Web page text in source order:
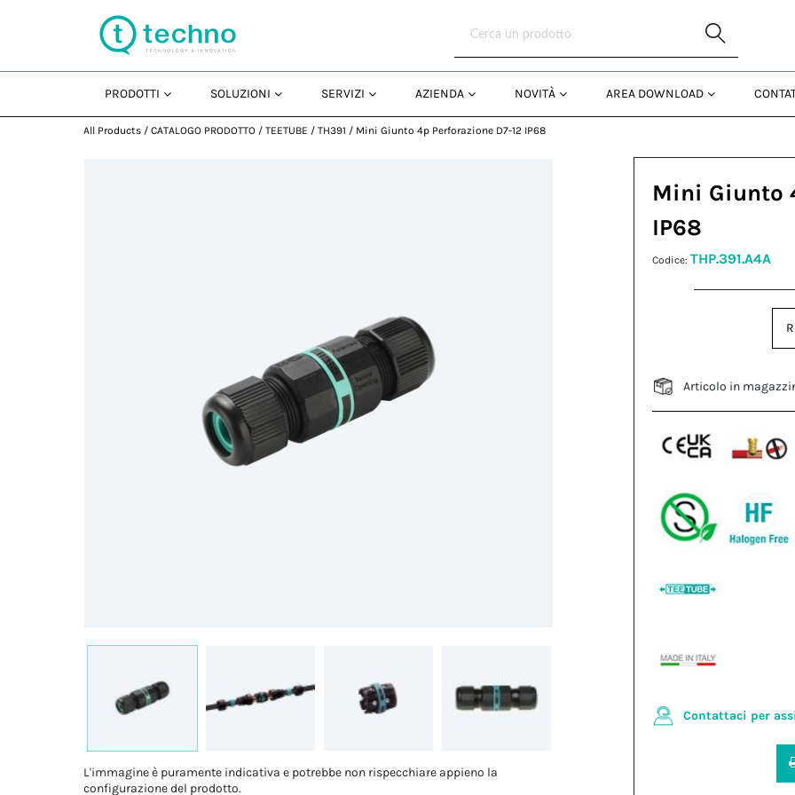
PRODOTTI SOLUZIONI SERVIZI AZIENDA NOVITÀ AREA DOWNLOAD
All Products / CATALOGO PRODOTTO / TEETUBE / TH391 / Mini Giunto 4p Perforazione D7-12 IP68
L'immagine è puramente indicativa e potrebbe non rispecchiare appieno la
configurazione del prodotto.
Mini Giunto
IP68
Codice:THP.391.A4A
Articolo in
Contattaci per